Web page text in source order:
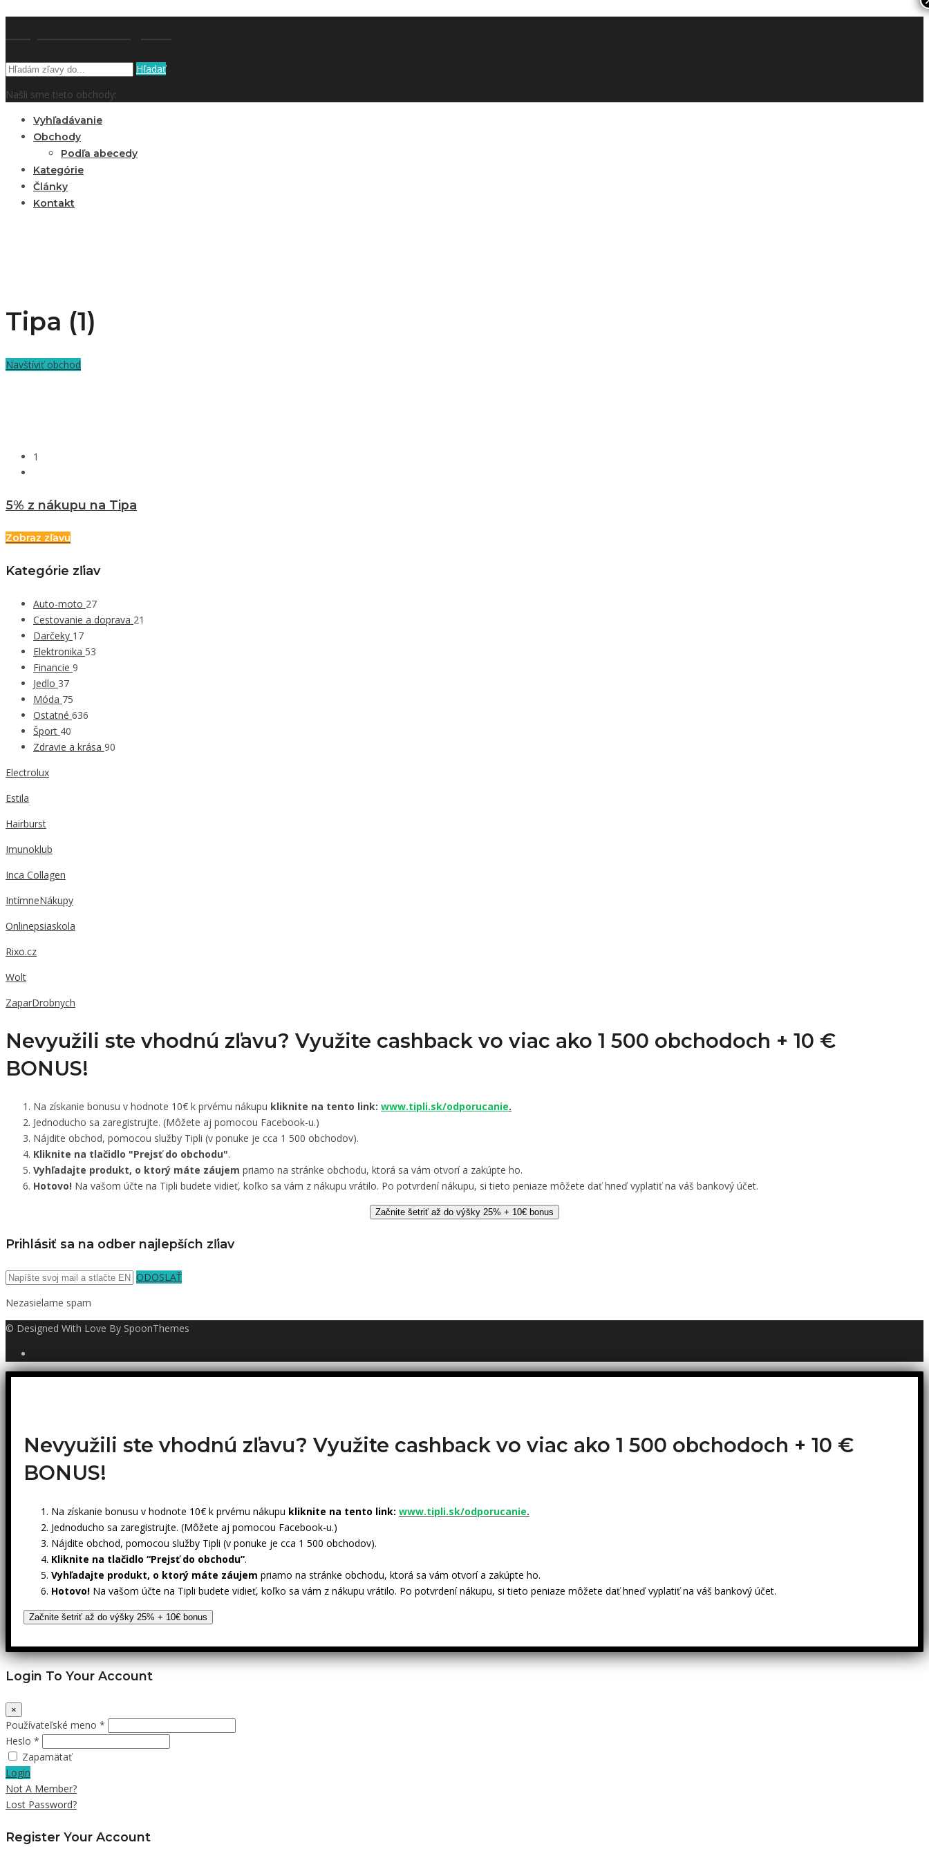
Hľadať
Našli sme tieto obchody:
Vyhľadávanie
Obchody
Podľa abecedy
Kategórie
Články
Kontakt
Tipa (1)
Navštíviť obchod
1
5% z nákupu na Tipa
Zobraz zľavu
Kategórie zľiav
Auto-moto 27
Cestovanie a doprava 21
Darčeky 17
Elektronika 53
Financie 9
Jedlo 37
Móda 75
Ostatné 636
Šport 40
Zdravie a krása 90
Electrolux
Estila
Hairburst
Imunoklub
Inca Collagen
IntímneNákupy
Onlinepsiaskola
Rixo.cz
Wolt
ZaparDrobnych
Nevyužili ste vhodnú zľavu? Využite cashback vo viac ako 1 500 obchodoch + 10 €
BONUS!
Na získanie bonusu v hodnote 10€ k prvému nákupu kliknite na tento link: www.tipli.sk/odporucanie.
Jednoducho sa zaregistrujte. (Môžete aj pomocou Facebook-u.)
Nájdite obchod, pomocou služby Tipli (v ponuke je cca 1 500 obchodov).
Kliknite na tlačidlo "Prejsť do obchodu".
Vyhľadajte produkt, o ktorý máte záujem priamo na stránke obchodu, ktorá sa vám otvorí a zakúpte ho.
Hotovo! Na vašom účte na Tipli budete vidieť, koľko sa vám z nákupu vrátilo. Po potvrdení nákupu, si tieto peniaze môžete dať hneď vyplatiť na váš bankový účet.
Začnite šetriť až do výšky 25% + 10€ bonus
Prihlásiť sa na odber najlepších zľiav
ODOSLAŤ
Nezasielame spam
© Designed With Love By SpoonThemes
Nevyužili ste vhodnú zľavu? Využite cashback vo viac ako 1 500 obchodoch + 10 €
BONUS!
Na získanie bonusu v hodnote 10€ k prvému nákupu kliknite na tento link: www.tipli.sk/odporucanie.
Jednoducho sa zaregistrujte. (Môžete aj pomocou Facebook-u.)
Nájdite obchod, pomocou služby Tipli (v ponuke je cca 1 500 obchodov).
Kliknite na tlačidlo “Prejsť do obchodu”.
Vyhľadajte produkt, o ktorý máte záujem priamo na stránke obchodu, ktorá sa vám otvorí a zakúpte ho.
Hotovo! Na vašom účte na Tipli budete vidieť, koľko sa vám z nákupu vrátilo. Po potvrdení nákupu, si tieto peniaze môžete dať hneď vyplatiť na váš bankový účet.
Začnite šetriť až do výšky 25% + 10€ bonus
Login To Your Account
×
Používateľské meno *
Heslo *
Zapamätať
Login
Not A Member?
Lost Password?
Register Your Account